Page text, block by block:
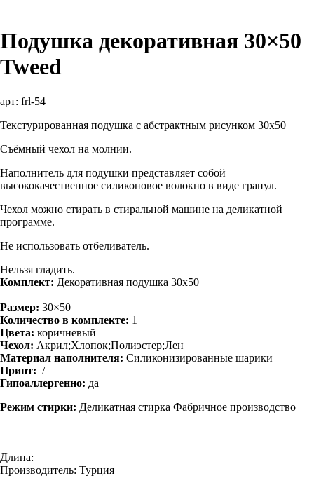
Подушка декоративная 30×50
Tweed
арт: frl-54
Текстурированная подушка с абстрактным рисунком 30х50
Съёмный чехол на молнии.
Наполнитель для подушки представляет собой
высококачественное силиконовое волокно в виде гранул.
Чехол можно стирать в стиральной машине на деликатной
программе.
Не использовать отбеливатель.
Нельзя гладить.
Комплект: Декоративная подушка 30х50
Размер: 30×50
Количество в комплекте: 1
Цвета: коричневый
Чехол: Акрил;Хлопок;Полиэстер;Лен
Материал наполнителя: Силиконизированные шарики
Принт: /
Гипоаллергенно: да
Режим стирки: Деликатная стирка Фабричное производство
Длина:
Производитель: Турция